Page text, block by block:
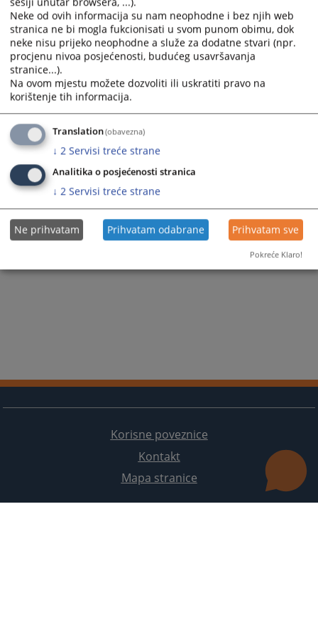
EU4Justice Faza II
Završeni projekti
Arhivirane vijesti svih završenih projekata
(USAID)
USAID-ov projekt za borbu protiv korupcije
Projekat potpore monitoringu i evaluaciji
(MEASURE II)
Vlada Kraljevine Holandije
Projekat unaprjeđenja kvalitete pravosuđa
Završeni projekti
Vijeće Europe
Jačanje učinkovitosti i kvalitete pravosuđa u
Bosni i Hercegovini (BiHSEJ)
Ka boljoj evaluaciji rezultata reformi pravosuđa
na Zapadnom Balkanu – „Dashboard Zapadni
Balkan“
Korisne poveznice
Kontakt
Mapa stranice
Neke od ovih informacija su nam neophodne i bez njih web
stranica ne bi mogla fukcionisati u svom punom obimu, dok
neke nisu prijeko neophodne a služe za dodatne stvari (npr.
procjenu nivoa posjećenosti, budućeg usavršavanja
stranice...).
Na ovom mjestu možete dozvoliti ili uskratiti pravo na
korištenje tih informacija.
Translation(obavezna)
↓ 2 Servisi treće strane
Analitika o posjećenosti stranica
↓ 2 Servisi treće strane
Ne prihvatam Prihvatam odabrane Prihvatam sve
Pokreće Klaro!